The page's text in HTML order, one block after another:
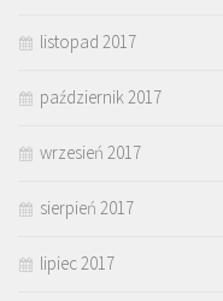
listopad 2017
październik 2017
wrzesień 2017
sierpień 2017
lipiec 2017